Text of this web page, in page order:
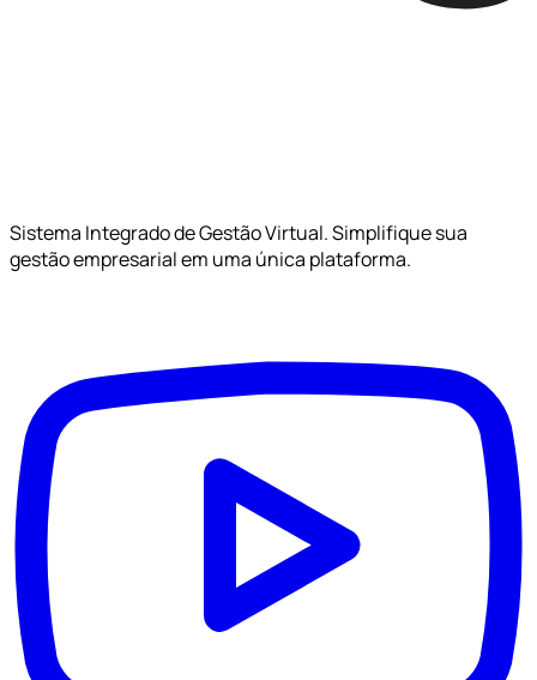
Sistema Integrado de Gestão Virtual. Simplifique sua
gestão empresarial em uma única plataforma.